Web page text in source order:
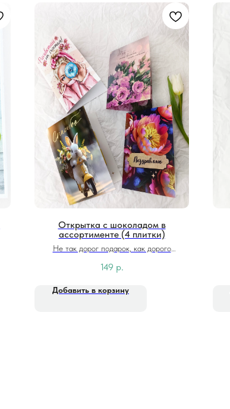
Открытка с шоколадом в
ассортименте (4 плитки)
Не так дорог подарок, как дорого
149 р.
Добавить в корзину